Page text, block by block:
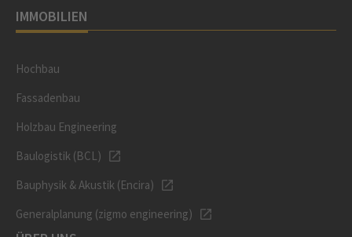
IMMOBILIEN
Hochbau
Fassadenbau
Holzbau Engineering
Baulogistik (BCL)
Bauphysik & Akustik (Encira)
Generalplanung (zigmo engineering)